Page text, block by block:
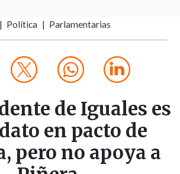
Política Parlamentarias
de Iguales es
en pacto de
pero no apoya a